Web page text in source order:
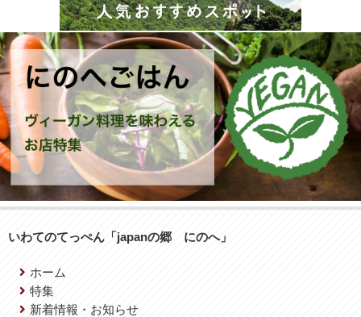
いわてのてっぺん「japanの郷 にのへ」
ホーム
特集
新着情報・お知らせ